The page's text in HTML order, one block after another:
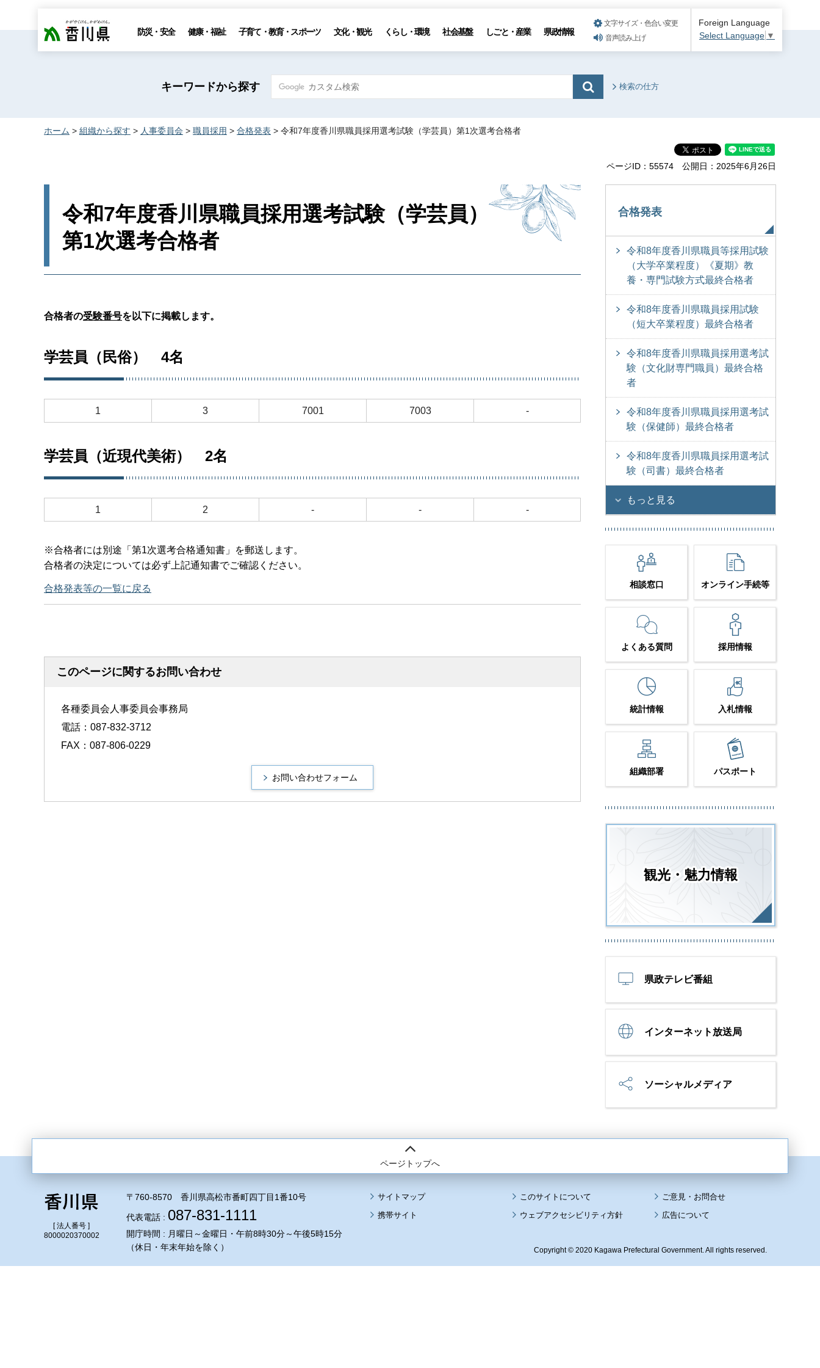
香川県 防災・安全 健康・福祉 子育て・教育・スポーツ 文化・観光 くらし・環境 社会基盤 しごと・産業 県政情報
文字サイズ・色合い変更
音声読み上げ
Foreign Language
Select Language ▼
キーワードから探す 検索の仕方
ホーム > 組織から探す > 人事委員会 > 職員採用 > 合格発表 > 令和7年度香川県職員採用選考試験（学芸員）第1次選考合格者
ページID：55574 公開日：2025年6月26日
令和7年度香川県職員採用選考試験（学芸員）
第1次選考合格者
合格者の受験番号を以下に掲載します。
学芸員（民俗） 4名
1 3 7001 7003 -
学芸員（近現代美術） 2名
1 2 - - -
※合格者には別途「第1次選考合格通知書」を郵送します。
合格者の決定については必ず上記通知書でご確認ください。
合格発表等の一覧に戻る
このページに関するお問い合わせ
各種委員会人事委員会事務局
電話：087-832-3712
FAX：087-806-0229
合格発表
令和8年度香川県職員等採用試験
（大学卒業程度）《夏期》教
養・専門試験方式最終合格者
令和8年度香川県職員採用試験
（短大卒業程度）最終合格者
令和8年度香川県職員採用選考試
験（文化財専門職員）最終合格
者
令和8年度香川県職員採用選考試
験（保健師）最終合格者
令和8年度香川県職員採用選考試
験（司書）最終合格者
もっと見る
相談窓口 オンライン手続等
よくある質問 採用情報
統計情報 入札情報
組織部署 パスポート
観光・魅力情報
県政テレビ番組
インターネット放送局
ソーシャルメディア
ページトップへ
[ 法人番号 ]
8000020370002
〒760-8570 香川県高松市番町四丁目1番10号
代表電話 : 087-831-1111
開庁時間 : 月曜日～金曜日・午前8時30分～午後5時15分
（休日・年末年始を除く）
サイトマップ
このサイトについて
携帯サイト
ウェブアクセシビリティ方針 広告について
Copyright © 2020 Kagawa Prefectural Government. All rights reserved.